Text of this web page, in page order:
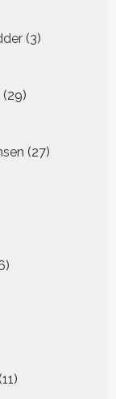
3
producten
29
producten
27
producten
producten
11
producten